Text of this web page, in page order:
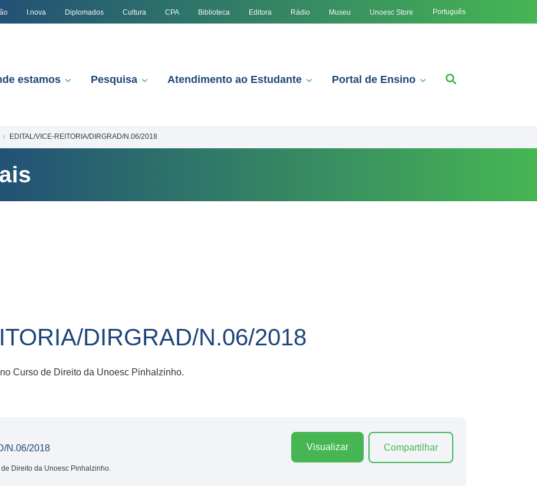
I.nova Diplomados Cultura CPA Biblioteca Editora Rádio Museu Unoesc Store Português
estamos Pesquisa Atendimento ao Estudante Portal de Ensino
EDITAL/VICE-REITORIA/DIRGRAD/N.06/2018
DIRGRAD/N.06/2018
Curso de Direito da Unoesc Pinhalzinho.
N.06/2018
Direito da Unoesc Pinhalzinho.
Visualizar Compartilhar